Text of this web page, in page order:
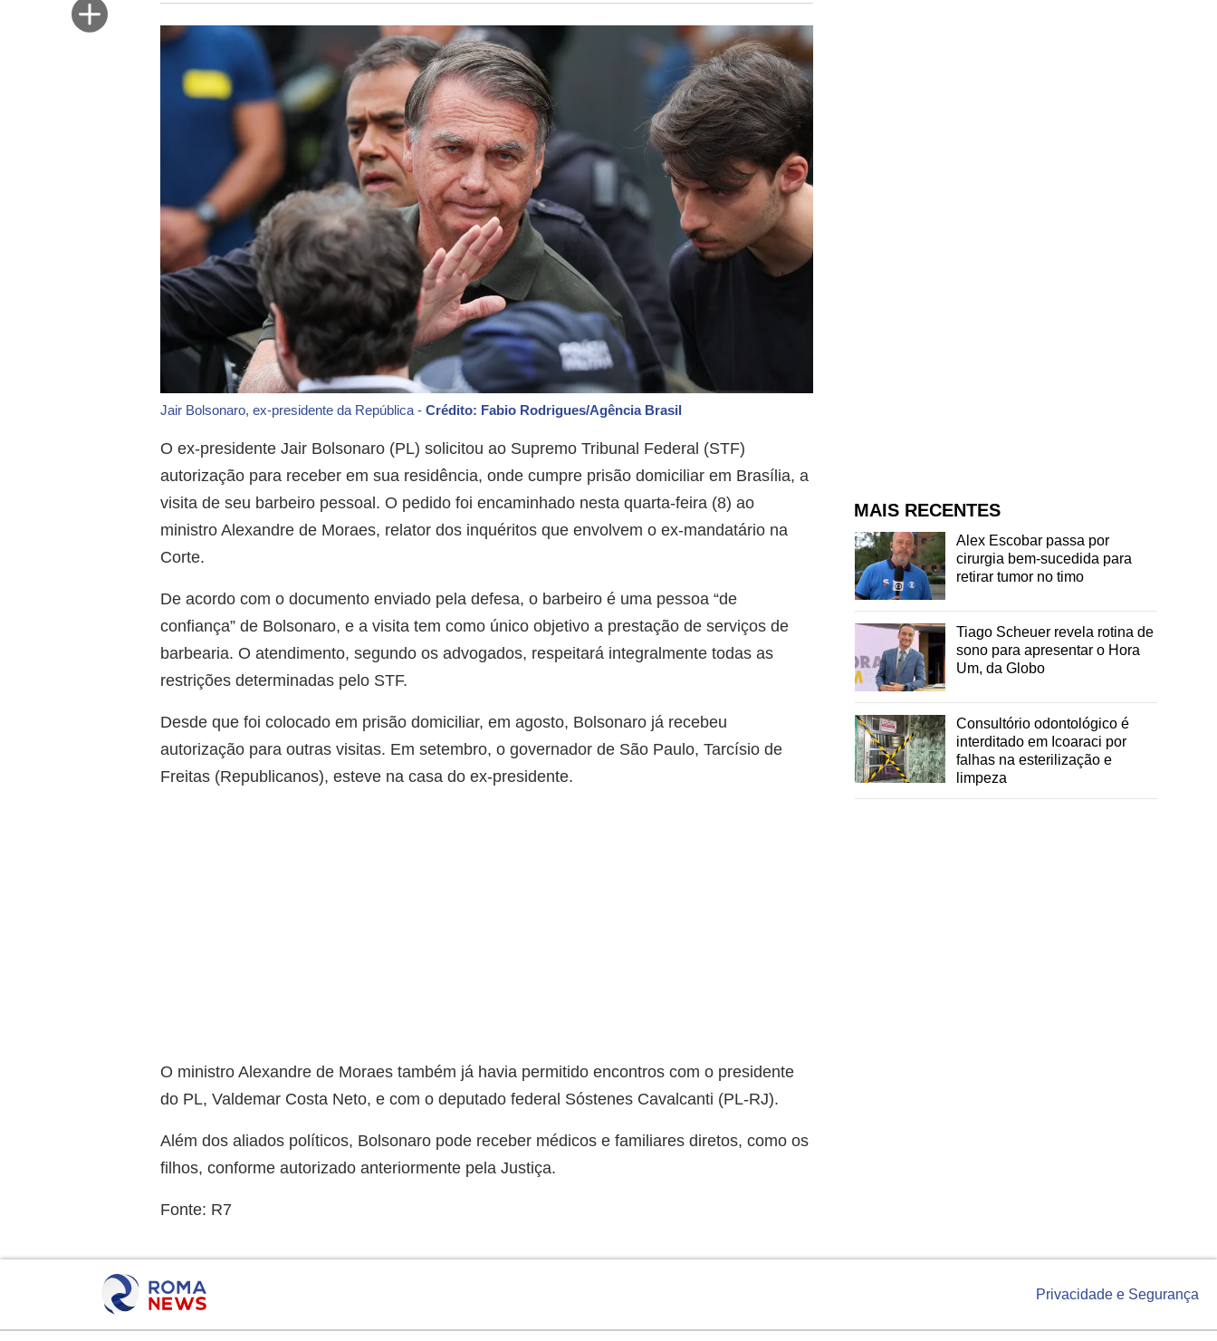
Jair Bolsonaro, ex-presidente da República -Crédito: Fabio Rodrigues/Agência Brasil
O ex-presidente Jair Bolsonaro (PL) solicitou ao Supremo Tribunal Federal (STF)
autorização para receber em sua residência, onde cumpre prisão domiciliar em Brasília, a
visita de seu barbeiro pessoal. O pedido foi encaminhado nesta quarta-feira (8) ao
ministro Alexandre de Moraes, relator dos inquéritos que envolvem o ex-mandatário na
Corte.
De acordo com o documento enviado pela defesa, o barbeiro é uma pessoa “de
confiança” de Bolsonaro, e a visita tem como único objetivo a prestação de serviços de
barbearia. O atendimento, segundo os advogados, respeitará integralmente todas as
restrições determinadas pelo STF.
Desde que foi colocado em prisão domiciliar, em agosto, Bolsonaro já recebeu
autorização para outras visitas. Em setembro, o governador de São Paulo, Tarcísio de
Freitas (Republicanos), esteve na casa do ex-presidente.
O ministro Alexandre de Moraes também já havia permitido encontros com o presidente
do PL, Valdemar Costa Neto, e com o deputado federal Sóstenes Cavalcanti (PL-RJ).
Além dos aliados políticos, Bolsonaro pode receber médicos e familiares diretos, como os
filhos, conforme autorizado anteriormente pela Justiça.
Fonte: R7
MAIS RECENTES
Alex Escobar passa por
cirurgia bem-sucedida para
retirar tumor no timo
Tiago Scheuer revela rotina de
sono para apresentar o Hora
Um, da Globo
Consultório odontológico é
interditado em Icoaraci por
falhas na esterilização e
limpeza
Privacidade e Segurança